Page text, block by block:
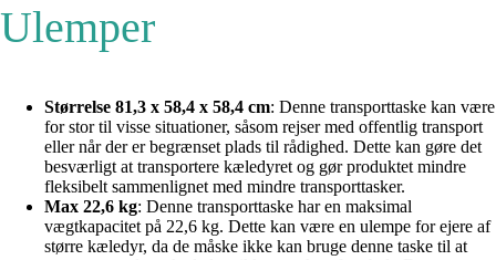
Ulemper
Størrelse 81,3 x 58,4 x 58,4 cm: Denne transporttaske kan være
for stor til visse situationer, såsom rejser med offentlig transport
eller når der er begrænset plads til rådighed. Dette kan gøre det
besværligt at transportere kæledyret og gør produktet mindre
fleksibelt sammenlignet med mindre transporttasker.
Max 22,6 kg: Denne transporttaske har en maksimal
vægtkapacitet på 22,6 kg. Dette kan være en ulempe for ejere af
større kæledyr, da de måske ikke kan bruge denne taske til at